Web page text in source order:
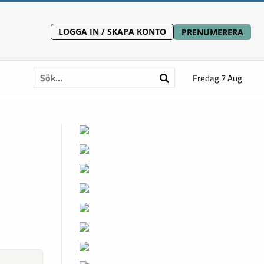
LOGGA IN / SKAPA KONTO PRENUMERERA
Fredag 7 Aug